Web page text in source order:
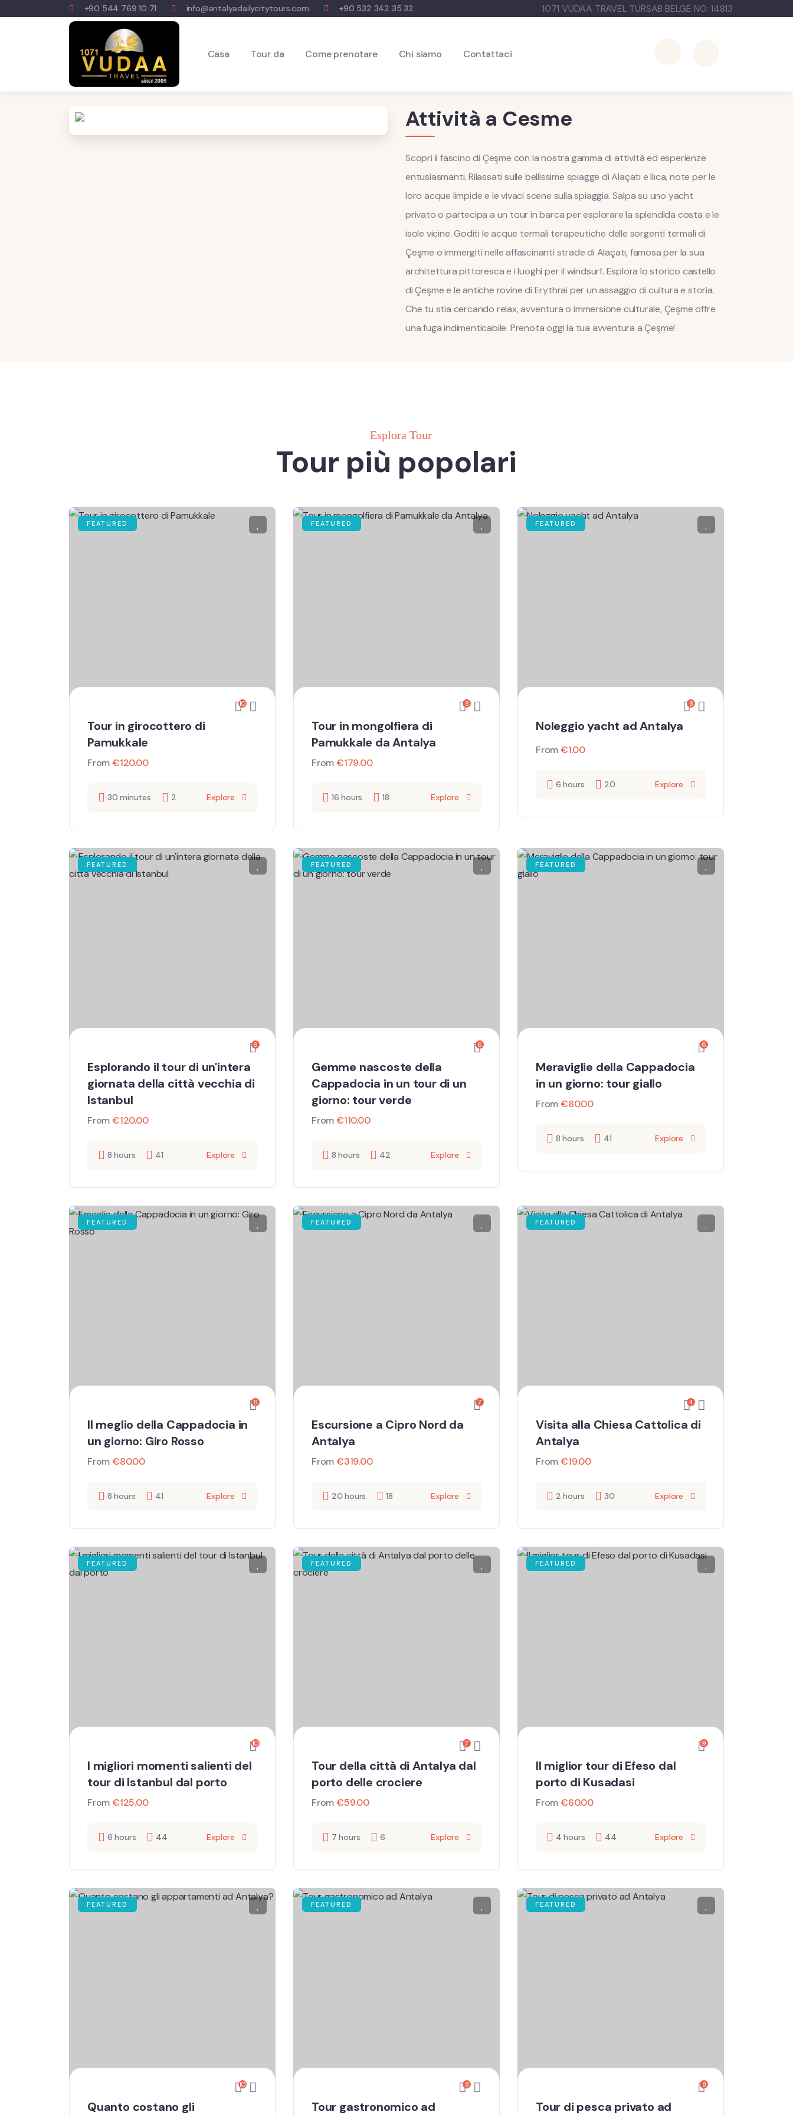
+90 544 769 10 71 info@antalyadailycitytours.com +90 532 342 35 32 1071 VUDAA TRAVEL TÜRSAB BELGE NO: 14813
Casa Tour da Come prenotare Chi siamo Contattaci
Attività a Cesme
Scopri il fascino di Çeşme con la nostra gamma di attività ed esperienze
entusiasmanti. Rilassati sulle bellissime spiagge di Alaçatı e Ilıca, note per le
loro acque limpide e le vivaci scene sulla spiaggia. Salpa su uno yacht
privato o partecipa a un tour in barca per esplorare la splendida costa e le
isole vicine. Goditi le acque termali terapeutiche delle sorgenti termali di
Çeşme o immergiti nelle affascinanti strade di Alaçatı, famosa per la sua
architettura pittoresca e i luoghi per il windsurf. Esplora lo storico castello
di Çeşme e le antiche rovine di Erythrai per un assaggio di cultura e storia.
Che tu stia cercando relax, avventura o immersione culturale, Çeşme offre
una fuga indimenticabile. Prenota oggi la tua avventura a Çeşme!
Esplora Tour
Tour più popolari
FEATURED
10
Tour in girocottero di
Pamukkale
From€120.00
30 minutes 2 Explore
FEATURED
8
Tour in mongolfiera di
Pamukkale da Antalya
From€179.00
16 hours 18 Explore
FEATURED
8
Noleggio yacht ad Antalya
From€1.00
6 hours 20 Explore
FEATURED
6
Esplorando il tour di un'intera
giornata della città vecchia di
Istanbul
From€120.00
8 hours 41 Explore
FEATURED
6
Gemme nascoste della
Cappadocia in un tour di un
giorno: tour verde
From€110.00
8 hours 42 Explore
FEATURED
6
Meraviglie della Cappadocia
in un giorno: tour giallo
From€80.00
8 hours 41 Explore
FEATURED
6
Il meglio della Cappadocia in
un giorno: Giro Rosso
From€80.00
8 hours 41 Explore
FEATURED
7
Escursione a Cipro Nord da
Antalya
From€319.00
20 hours 18 Explore
FEATURED
4
Visita alla Chiesa Cattolica di
Antalya
From€19.00
2 hours 30 Explore
FEATURED
10
I migliori momenti salienti del
tour di Istanbul dal porto
From€125.00
6 hours 44 Explore
FEATURED
7
Tour della città di Antalya dal
porto delle crociere
From€59.00
7 hours 6 Explore
FEATURED
9
Il miglior tour di Efeso dal
porto di Kusadasi
From€60.00
4 hours 44 Explore
FEATURED
10
Quanto costano gli
FEATURED
8
Tour gastronomico ad
FEATURED
8
Tour di pesca privato ad